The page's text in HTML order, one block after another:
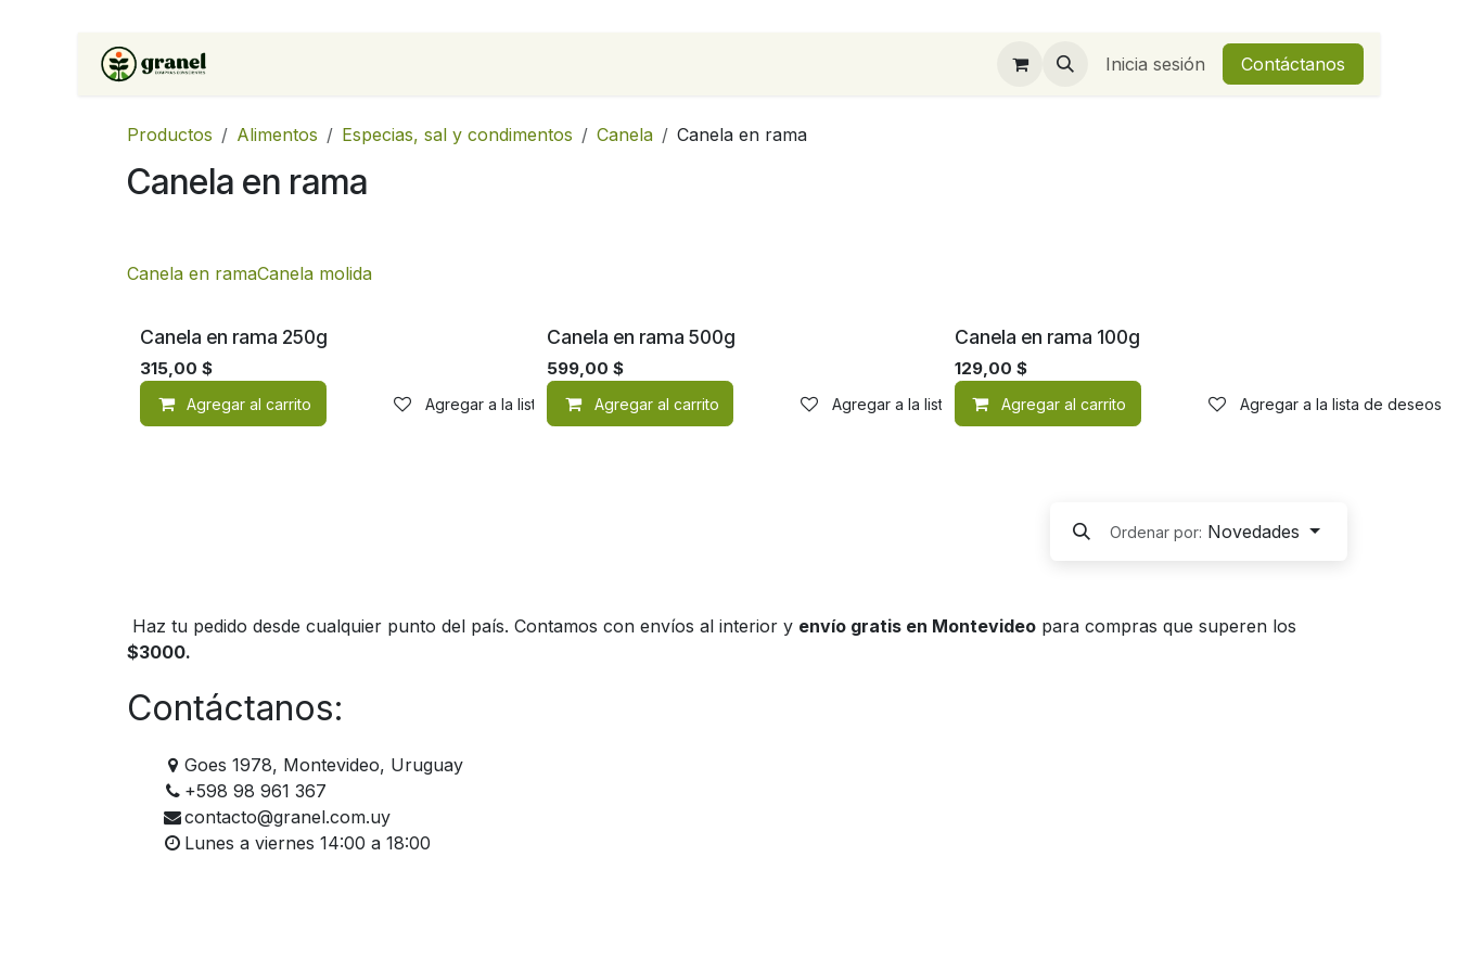
Ir al contenido
Inicia sesión Contáctanos
Productos Alimentos Especias, sal y condimentos Canela Canela en rama
Canela en rama
Canela en ramaCanela molida
Canela en rama 250g
315,00 $
Agregar al carrito Agregar a la lista de deseos
Canela en rama 500g
599,00 $
Agregar al carrito Agregar a la lista de deseos
Canela en rama 100g
129,00 $
Agregar al carrito Agregar a la lista de deseos
Ordenar por: Novedades
Haz tu pedido desde cualquier punto del país. Contamos con envíos al interior y envío gratis en Montevideo para compras que superen los
$3000.
Contáctanos:
Goes 1978, Montevideo, Uruguay
+598 98 961 367
contacto@granel.com.uy
Lunes a viernes 14:00 a 18:00